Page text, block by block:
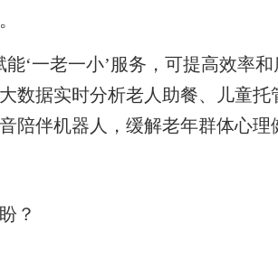
一老一小’服务，可提高效率和
数据实时分析老人助餐、儿童
陪伴机器人，缓解老年群体心理
？